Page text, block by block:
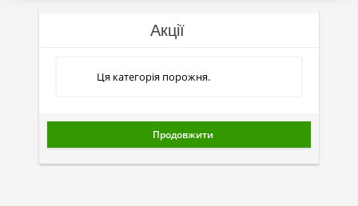
Напівсинтетичні оливи
Мінеральні оливи
Лінійка олив Molygen
Лінійка олив Top Tec
Акції
Ця категорія порожня.
Продовжити